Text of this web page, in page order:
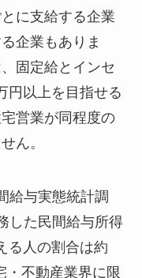
に支給する企業
企業もありま
固定給とインセ
円以上を目指せる
営業が同程度の
ん。
給与実態統計調
した民間給与所得
る人の割合は約
・不動産業界に限